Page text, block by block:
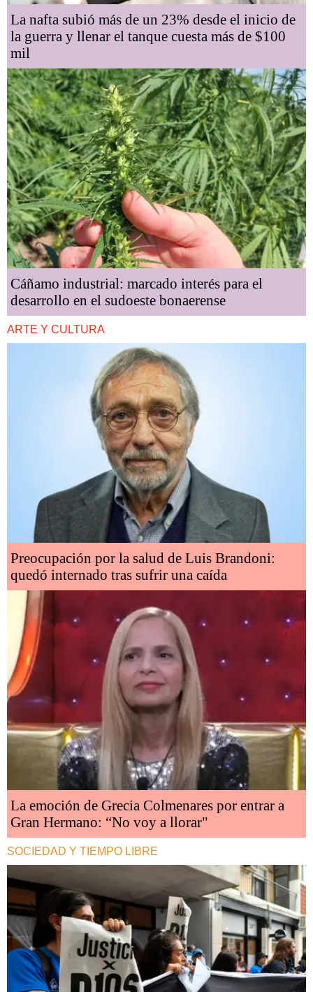
La nafta subió más de un 23% desde el inicio de
la guerra y llenar el tanque cuesta más de $100
mil
Cáñamo industrial: marcado interés para el
desarrollo en el sudoeste bonaerense
ARTE Y CULTURA
Preocupación por la salud de Luis Brandoni:
quedó internado tras sufrir una caída
La emoción de Grecia Colmenares por entrar a
Gran Hermano: “No voy a llorar"
SOCIEDAD Y TIEMPO LIBRE